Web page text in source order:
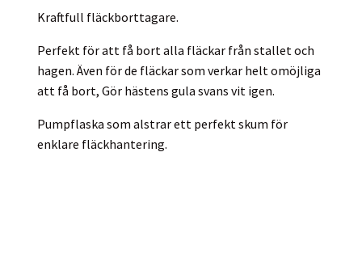
Kraftfull fläckborttagare.
Perfekt för att få bort alla fläckar från stallet och
hagen. Även för de fläckar som verkar helt omöjliga
att få bort, Gör hästens gula svans vit igen.
Pumpflaska som alstrar ett perfekt skum för
enklare fläckhantering.